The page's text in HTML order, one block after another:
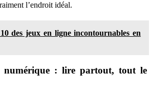
l’endroit idéal.
des jeux en ligne incontournables en
numérique : lire partout, tout le